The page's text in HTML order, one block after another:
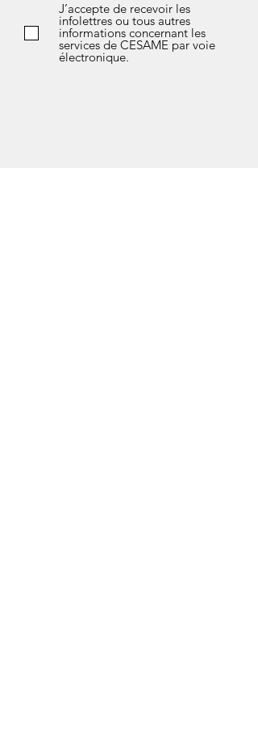
J’accepte de recevoir les
infolettres ou tous autres
informations concernant les
services de CESAME par voie
électronique.